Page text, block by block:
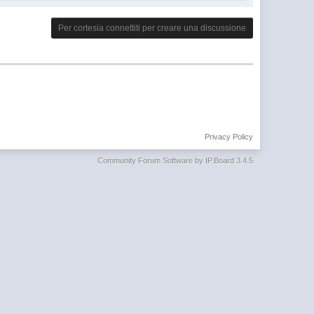
Per cortesia connettiti per creare una discussione
Privacy Policy
Community Forum Software by IP.Board 3.4.5